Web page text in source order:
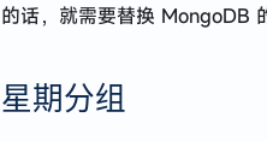
的话，就需要替换 MongoDB
星期分组